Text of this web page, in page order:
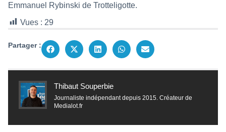
Emmanuel Rybinski de Trotteligotte.
Vues : 29
Partager :
Thibaut Souperbie
Journaliste indépendant depuis 2015. Créateur de
Medialot.fr